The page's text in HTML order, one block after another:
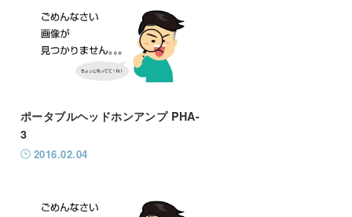
ポータブルヘッドホンアンプ PHA-
3
2016.02.04